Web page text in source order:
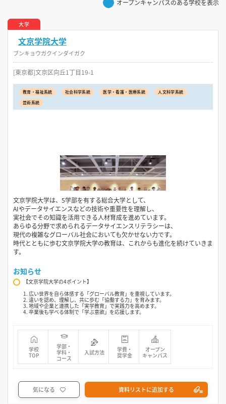
オープンキャンパスのある学校を表示
大学
文京学院大学
ブンキョウガクインダイガク
[東京都]文京区向丘1丁目19-1
教育・福祉系統 社会科学系統 医学・看護・医療系統
人文科学系統
芸術系統
文京学院大学は、5学部を有する総合大学として、
AIやデータサイエンスなどの技術や重要性を理解し、
実社会でその知識を活用できる人材育成を進めています。
あらゆる分野で求められるデータサイエンスリテラシーは、
現代の複雑なグローバル社会においても欠かせない力です。
時代とともに歩む文京学院大学の教育は、これからも進化を続けていきま
す。
お知らせ
【文京学院大学の4ポイント】
1. 広い世界を自ら体感する「グローバル教育」を重視しています。
2. 違いを認め、理解し、共に歩む「協働する力」を育みます。
3. 地域や企業と連携した「実学教育」で実践力を高めます。
4. 卒業後も学べる体制で「学ぶ意欲」を応援します。
学校
TOP
学部・
学科・
コース
入試方法
学費・
奨学金
オープン
キャンパス
気になる 資料リストに追加する